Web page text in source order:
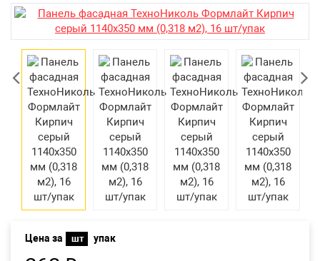
Цена за шт упак
Возврат товара
Екатеринбург